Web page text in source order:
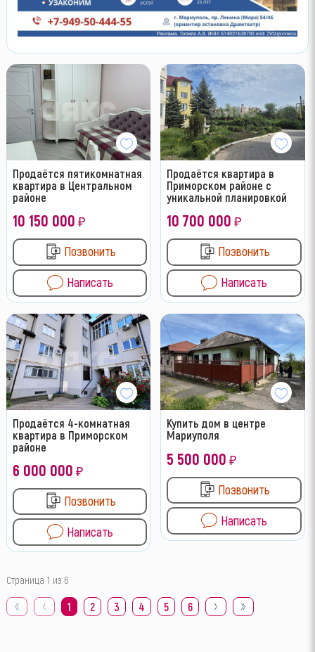
Продаётся пятикомнатная
квартира в Центральном
районе
10 150 000 ₽
Позвонить
Написать
Продаётся квартира в
Приморском районе с
уникальной планировкой
10 700 000 ₽
Позвонить
Написать
Продаётся 4-комнатная
квартира в Приморском
районе
6 000 000 ₽
Позвонить
Написать
Купить дом в центре
Мариуполя
5 500 000 ₽
Позвонить
Написать
Страница 1 из 6
1 2 3 4 5 6